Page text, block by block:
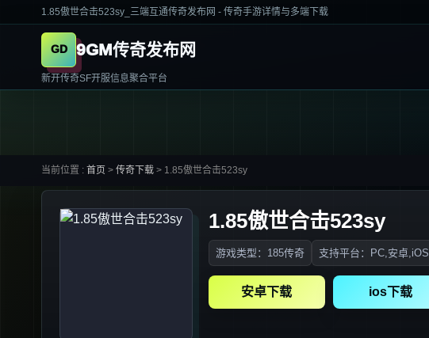
1.85傲世合击523sy_三端互通传奇发布网 - 传奇手游详情与多端下载
9GM传奇发布网
新开传奇SF开服信息聚合平台
当前位置 : 首页 > 传奇下载 > 1.85傲世合击523sy
1.85傲世合击523sy
游戏类型：185传奇 支持平台：PC,安卓,iOS
安卓下载 ios下载